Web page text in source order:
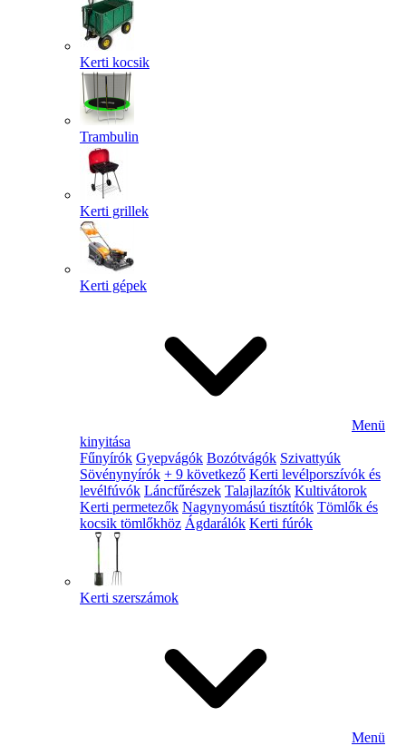
Kerti kocsik
Trambulin
Kerti grillek
Kerti gépek
Menü
kinyitása
Fűnyírók Gyepvágók Bozótvágók Szivattyúk
Sövénynyírók + 9 következő Kerti levélporszívók és
levélfúvók Láncfűrészek Talajlazítók Kultivátorok
Kerti permetezők Nagynyomású tisztítók Tömlők és
kocsik tömlőkhöz Ágdarálók Kerti fúrók
Kerti szerszámok
Menü